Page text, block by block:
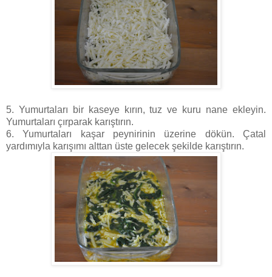
5. Yumurtaları bir kaseye kırın, tuz ve kuru nane ekleyin.
Yumurtaları çırparak karıştırın.
6. Yumurtaları kaşar peynirinin üzerine dökün. Çatal
yardımıyla karışımı alttan üste gelecek şekilde karıştırın.